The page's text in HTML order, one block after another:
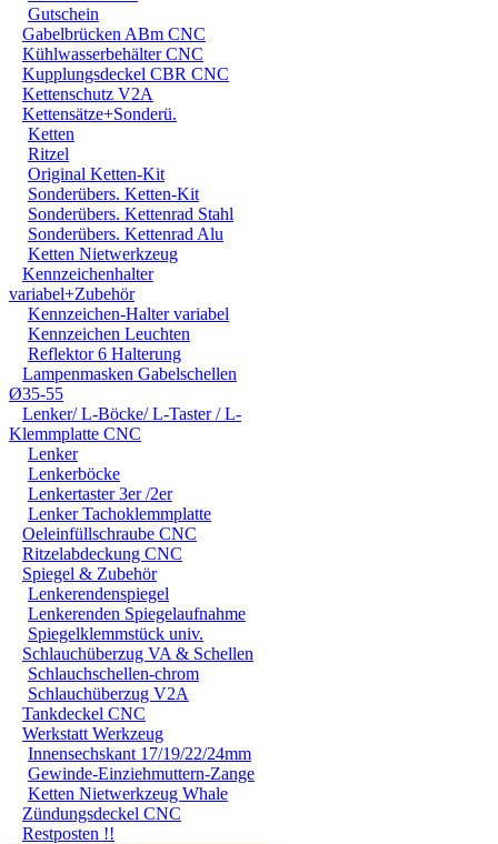
Gutschein
Gabelbrücken ABm CNC
Kühlwasserbehälter CNC
Kupplungsdeckel CBR CNC
Kettenschutz V2A
Kettensätze+Sonderü.
Ketten
Ritzel
Original Ketten-Kit
Sonderübers. Ketten-Kit
Sonderübers. Kettenrad Stahl
Sonderübers. Kettenrad Alu
Ketten Nietwerkzeug
Kennzeichenhalter
variabel+Zubehör
Kennzeichen-Halter variabel
Kennzeichen Leuchten
Reflektor 6 Halterung
Lampenmasken Gabelschellen
Ø35-55
Lenker/ L-Böcke/ L-Taster / L-
Klemmplatte CNC
Lenker
Lenkerböcke
Lenkertaster 3er /2er
Lenker Tachoklemmplatte
Oeleinfüllschraube CNC
Ritzelabdeckung CNC
Spiegel & Zubehör
Lenkerendenspiegel
Lenkerenden Spiegelaufnahme
Spiegelklemmstück univ.
Schlauchüberzug VA & Schellen
Schlauchschellen-chrom
Schlauchüberzug V2A
Tankdeckel CNC
Werkstatt Werkzeug
Innensechskant 17/19/22/24mm
Gewinde-Einziehmuttern-Zange
Ketten Nietwerkzeug Whale
Zündungsdeckel CNC
Restposten !!